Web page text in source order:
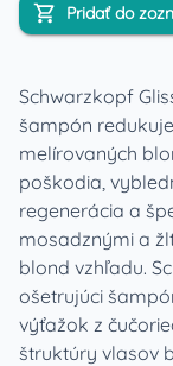
Pridať do
Schwarzkopf
šampón
melírovaných
poškodia,
regenerácia a
mosadznými a
blond vzhľadu.
ošetrujúci
výťažok z
štruktúry vlasov